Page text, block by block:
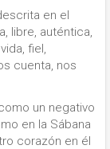
en el
libre, auténtica,
fiel,
cuenta, nos
un negativo
en la Sábana
corazón en él